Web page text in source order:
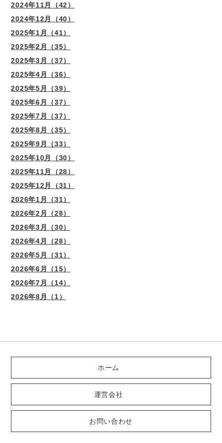
2024年11月（42）
2024年12月（40）
2025年1月（41）
2025年2月（35）
2025年3月（37）
2025年4月（36）
2025年5月（39）
2025年6月（37）
2025年7月（37）
2025年8月（35）
2025年9月（33）
2025年10月（30）
2025年11月（28）
2025年12月（31）
2026年1月（31）
2026年2月（28）
2026年3月（30）
2026年4月（28）
2026年5月（31）
2026年6月（15）
2026年7月（14）
2026年8月（1）
ホーム
運営会社
お問い合わせ